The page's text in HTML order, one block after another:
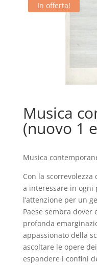
In offerta!
Musica
(nuovo 1
Musica
Con la
a interessare in ogni
l’attenzione per un
Paese sembra dover
profonda
appassionato della
ascoltare le opere
espandere i confini